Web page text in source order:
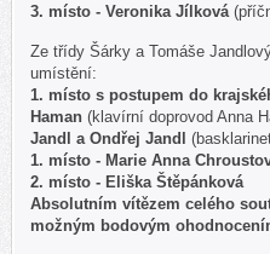
3. místo - Veronika Jílková
Ze třídy Šárky a Tomáše
umístění:
1. místo s postupem do
Haman (klavírní doprovod Anna
Jandl
a Ondřej Jandl
1. místo - Marie Anna
2. místo - Eliška Štěpánková
Absolutním vítězem celého
možným bodovým